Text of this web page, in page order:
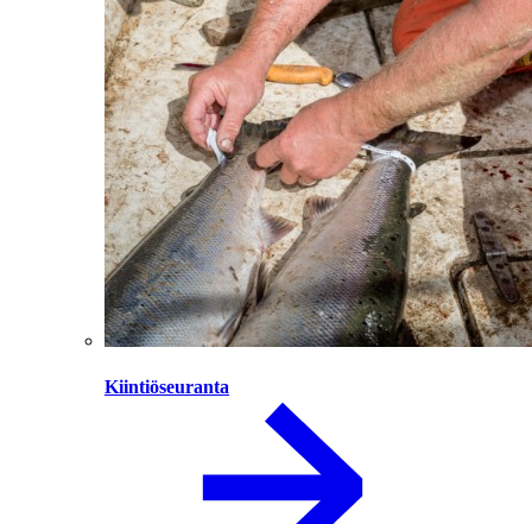
Kiintiöseuranta